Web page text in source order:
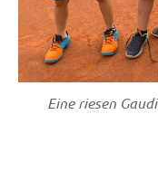
Eine riesen